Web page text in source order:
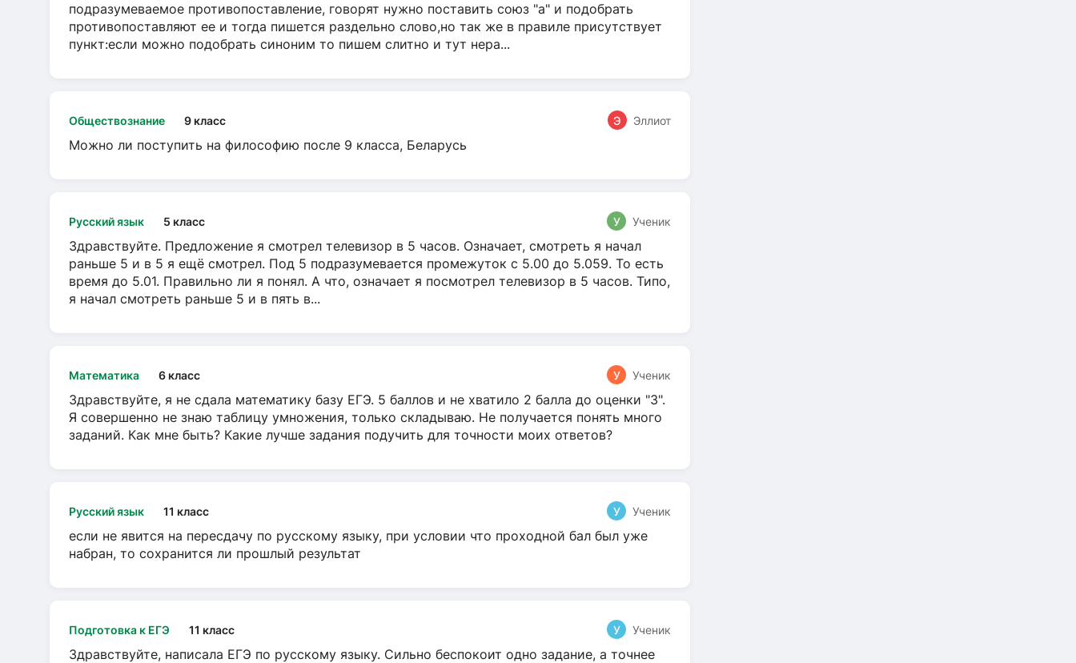
подразумеваемое противопоставление, говорят нужно поставить союз "а" и подобрать
противопоставляют ее и тогда пишется раздельно слово,но так же в правиле присутствует
пункт:если можно подобрать синоним то пишем слитно и тут нера...
Обществознание 9 класс Э Эллиот
Можно ли поступить на философию после 9 класса, Беларусь
Русский язык 5 класс У Ученик
Здравствуйте. Предложение я смотрел телевизор в 5 часов. Означает, смотреть я начал
раньше 5 и в 5 я ещё смотрел. Под 5 подразумевается промежуток с 5.00 до 5.059. То есть
время до 5.01. Правильно ли я понял. А что, означает я посмотрел телевизор в 5 часов. Типо,
я начал смотреть раньше 5 и в пять в...
Математика 6 класс У Ученик
Здравствуйте, я не сдала математику базу ЕГЭ. 5 баллов и не хватило 2 балла до оценки "3".
Я совершенно не знаю таблицу умножения, только складываю. Не получается понять много
заданий. Как мне быть? Какие лучше задания подучить для точности моих ответов?
Русский язык 11 класс У Ученик
если не явится на пересдачу по русскому языку, при условии что проходной бал был уже
набран, то сохранится ли прошлый результат
Подготовка к ЕГЭ 11 класс У Ученик
Здравствуйте, написала ЕГЭ по русскому языку. Сильно беспокоит одно задание, а точнее